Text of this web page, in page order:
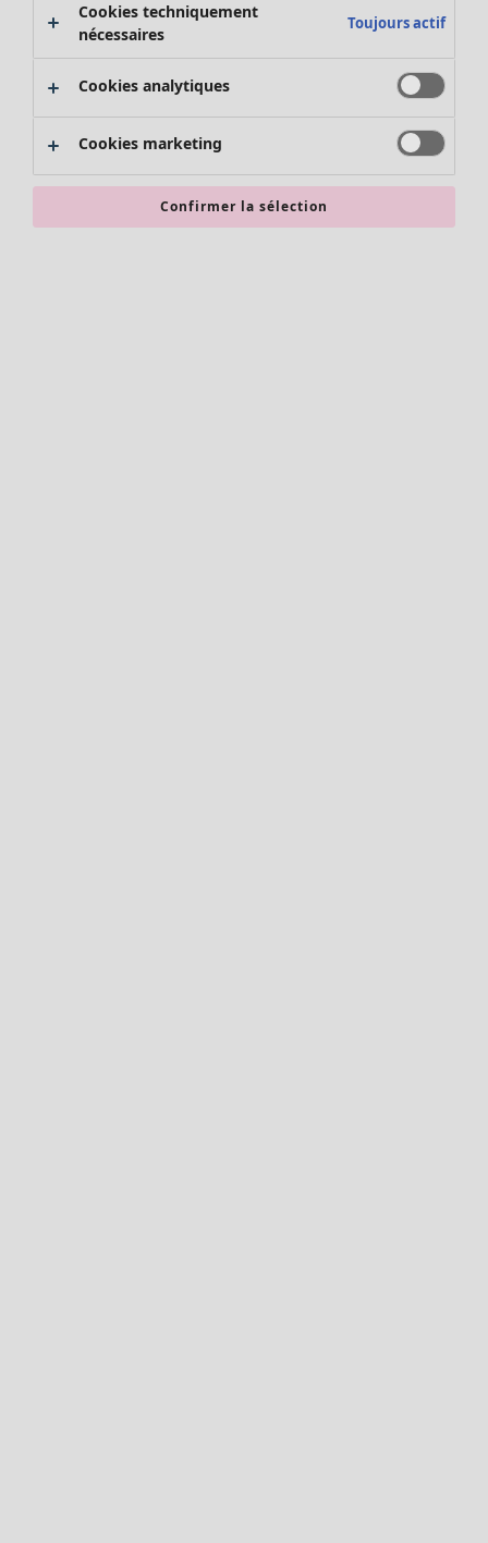
Promos SOLDES
Les promos de Gudrun Sjödén
Nouvel arrivage
Bonnes affaires en soldes - jusqu'à -70
Cookies techniquement
nécessaires
Toujours actif
Cookies analytiques
Cookies marketing
Confirmer la sélection